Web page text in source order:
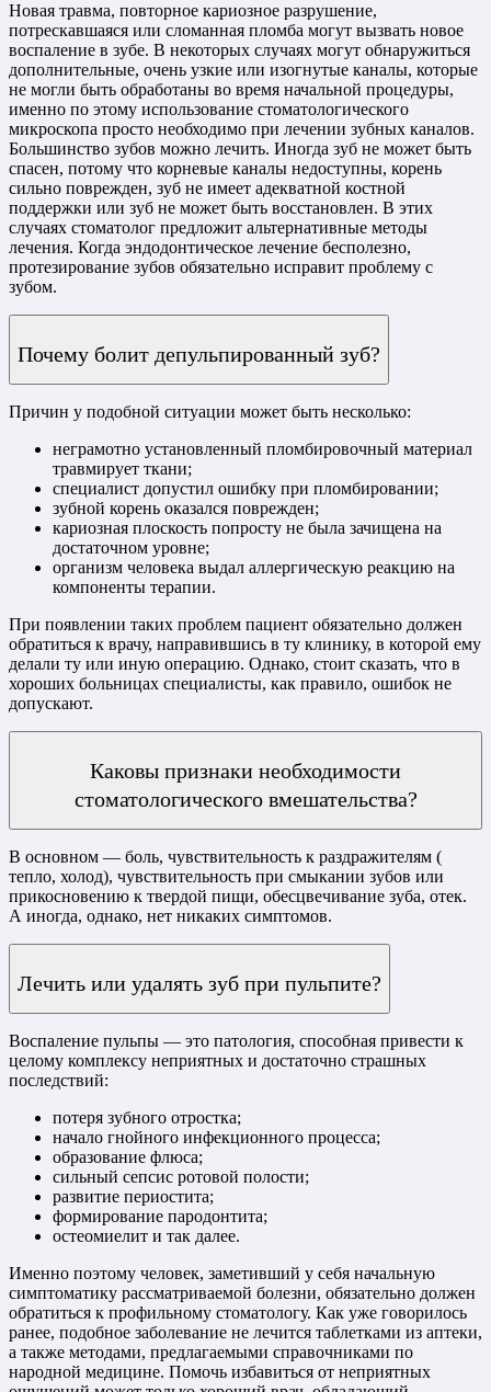
Новая травма, повторное кариозное разрушение,
потрескавшаяся или сломанная пломба могут вызвать новое
воспаление в зубе. В некоторых случаях могут обнаружиться
дополнительные, очень узкие или изогнутые каналы, которые
не могли быть обработаны во время начальной процедуры,
именно по этому использование стоматологического
микроскопа просто необходимо при лечении зубных каналов.
Большинство зубов можно лечить. Иногда зуб не может быть
спасен, потому что корневые каналы недоступны, корень
сильно поврежден, зуб не имеет адекватной костной
поддержки или зуб не может быть восстановлен. В этих
случаях стоматолог предложит альтернативные методы
лечения. Когда эндодонтическое лечение бесполезно,
протезирование зубов обязательно исправит проблему с
зубом.
Почему болит депульпированный зуб?
Причин у подобной ситуации может быть несколько:
неграмотно установленный пломбировочный материал
травмирует ткани;
специалист допустил ошибку при пломбировании;
зубной корень оказался поврежден;
кариозная плоскость попросту не была зачищена на
достаточном уровне;
организм человека выдал аллергическую реакцию на
компоненты терапии.
При появлении таких проблем пациент обязательно должен
обратиться к врачу, направившись в ту клинику, в которой ему
делали ту или иную операцию. Однако, стоит сказать, что в
хороших больницах специалисты, как правило, ошибок не
допускают.
Каковы признаки необходимости
стоматологического вмешательства?
В основном — боль, чувствительность к раздражителям (
тепло, холод), чувствительность при смыкании зубов или
прикосновению к твердой пищи, обесцвечивание зуба, отек.
А иногда, однако, нет никаких симптомов.
Лечить или удалять зуб при пульпите?
Воспаление пульпы — это патология, способная привести к
целому комплексу неприятных и достаточно страшных
последствий:
потеря зубного отростка;
начало гнойного инфекционного процесса;
образование флюса;
сильный сепсис ротовой полости;
развитие периостита;
формирование пародонтита;
остеомиелит и так далее.
Именно поэтому человек, заметивший у себя начальную
симптоматику рассматриваемой болезни, обязательно должен
обратиться к профильному стоматологу. Как уже говорилось
ранее, подобное заболевание не лечится таблетками из аптеки,
а также методами, предлагаемыми справочниками по
народной медицине. Помочь избавиться от неприятных